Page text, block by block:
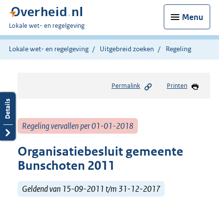
Menu
U
bent
hier:
Lokale wet- en regelgeving
Lokale wet- en regelgeving Uitgebreid zoeken Regeling
Permalink Printen
Regeling vervallen per 01-01-2018
Organisatiebesluit gemeente
Bunschoten 2011
Geldend van 15-09-2011 t/m 31-12-2017